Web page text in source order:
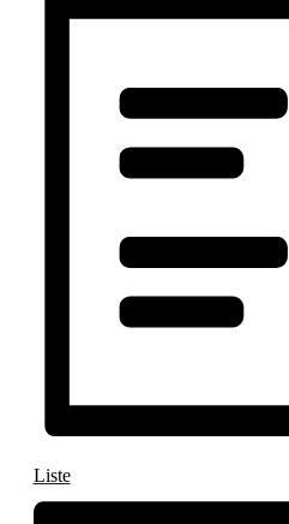
Liste